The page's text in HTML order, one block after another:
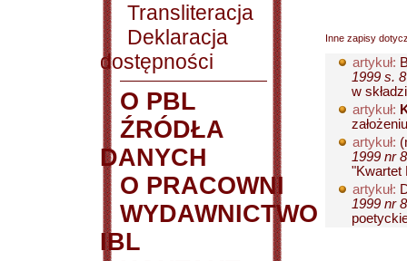
Transliteracja
Deklaracja
dostępności
O PBL
ŹRÓDŁA
DANYCH
O PRACOWNI
WYDAWNICTWO
IBL
Inne zapisy
artykuł:
1999 s.
w
artykuł:
artykuł:
1999 nr
"Kwartet
artykuł:
1999 nr